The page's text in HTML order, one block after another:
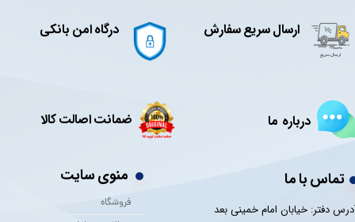
ارسال سریع سفارش
منوی سایت
فروشگاه
تماس با ما
دفتر: خیابان امام خمینی بعد
درگاه امن بانکی
درباره ما ضمانت اصالت کالا